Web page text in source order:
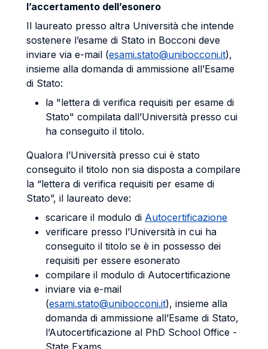
l’accertamento dell’esonero
Il laureato presso altra Università che intende
sostenere l’esame di Stato in Bocconi deve
inviare via e-mail (esami.stato@unibocconi.it),
insieme alla domanda di ammissione all’Esame
di Stato:
la "lettera di verifica requisiti per esame di
Stato" compilata dall’Università presso cui
ha conseguito il titolo.
Qualora l’Università presso cui è stato
conseguito il titolo non sia disposta a compilare
la “lettera di verifica requisiti per esame di
Stato”, il laureato deve:
scaricare il modulo di Autocertificazione
verificare presso l’Università in cui ha
conseguito il titolo se è in possesso dei
requisiti per essere esonerato
compilare il modulo di Autocertificazione
inviare via e-mail
(esami.stato@unibocconi.it), insieme alla
domanda di ammissione all’Esame di Stato,
l’Autocertificazione al PhD School Office -
State Exams